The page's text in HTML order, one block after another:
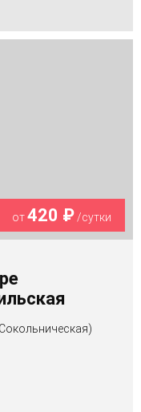
от420 ₽/сутки